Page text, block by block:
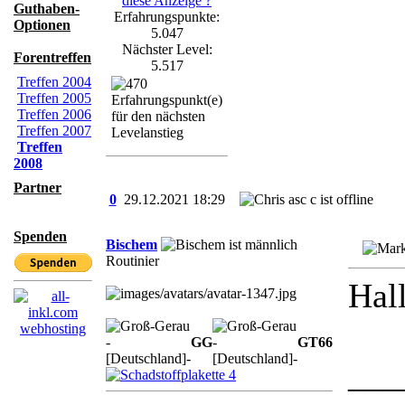
Guthaben-
Optionen
Forentreffen
Treffen 2004
Treffen 2005
Treffen 2006
Treffen 2007
Treffen
2008
Partner
Spenden
Erfahrungspunkte:
5.047
Nächster Level:
5.517
0 29.12.2021 18:29
Bischem
Routinier
GG GT66